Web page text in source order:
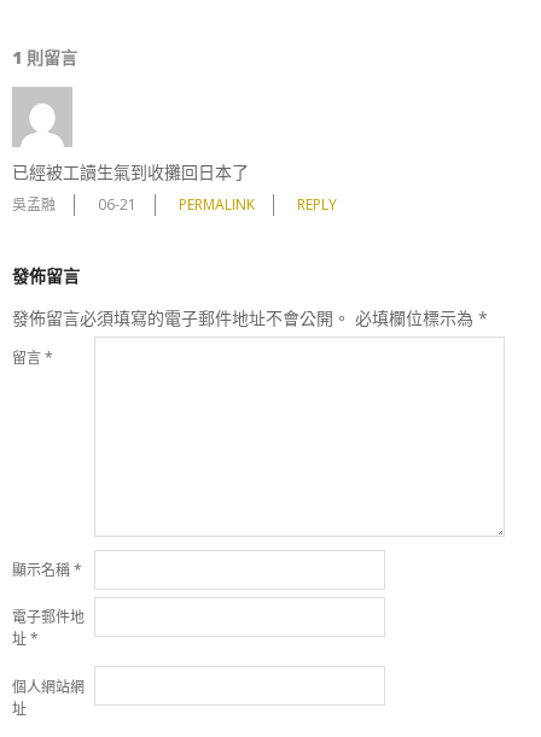
1 則留言
已經被工讀生氣到收攤回日本了
吳孟融 06-21 PERMALINK REPLY
發佈留言
發佈留言必須填寫的電子郵件地址不會公開。 必填欄位標示為 *
留言*
顯示名稱*
電子郵件地
址*
個人網站網
址